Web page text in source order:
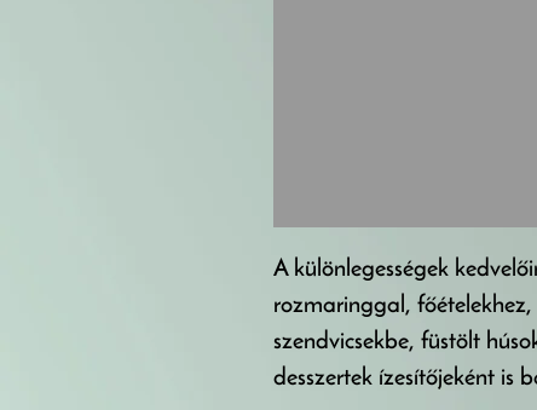
A különlegességek
rozmaringgal,
szendvicsekbe, füstölt
desszertek ízesítőjeként is